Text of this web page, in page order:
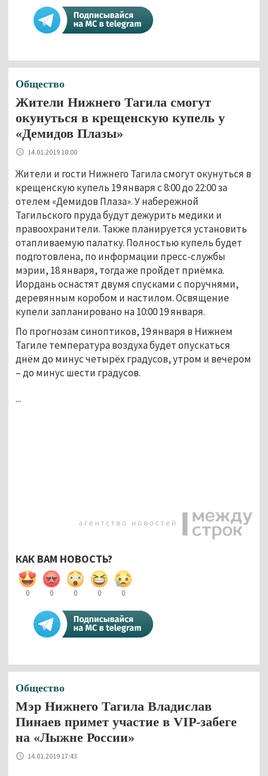
Общество
Жители Нижнего Тагила смогут
окунуться в крещенскую купель у
«Демидов Плазы»
14.01.2019 18:00
Жители и гости Нижнего Тагила смогут окунуться в
крещенскую купель 19 января с 8:00 до 22:00 за
отелем «Демидов Плаза». У набережной
Тагильского пруда будут дежурить медики и
правоохранители. Также планируется установить
отапливаемую палатку. Полностью купель будет
подготовлена, по информации пресс-службы
мэрии, 18 января, тогда же пройдет приёмка.
Иордань оснастят двумя спусками с поручнями,
деревянным коробом и настилом. Освящение
купели запланировано на 10:00 19 января.
По прогнозам синоптиков, 19 января в Нижнем
Тагиле температура воздуха будет опускаться
днём до минус четырёх градусов, утром и вечером
– до минус шести градусов.
...
КАК ВАМ НОВОСТЬ?
0 0 0 0 0
Общество
Мэр Нижнего Тагила Владислав
Пинаев примет участие в VIP-забеге
на «Лыжне России»
14.01.2019 17:43